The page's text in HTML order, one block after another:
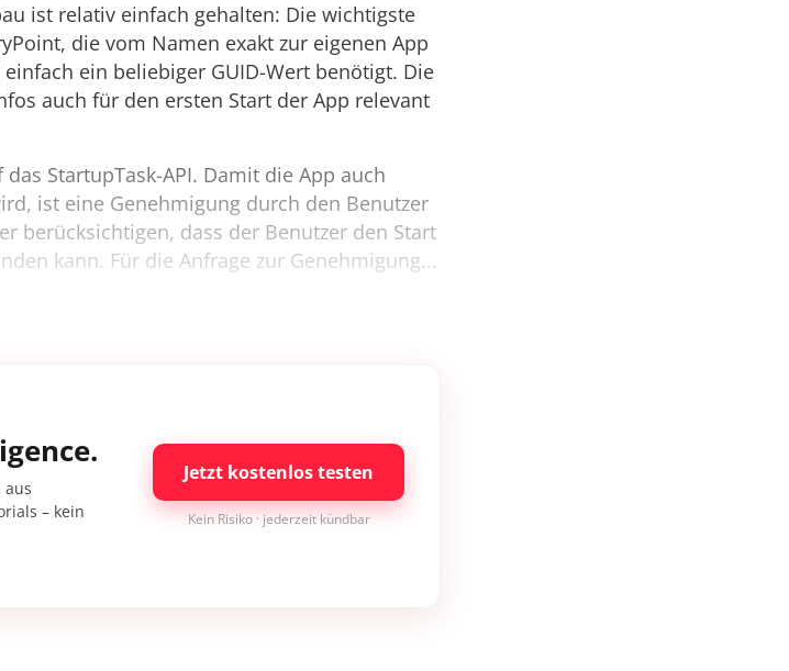
ist relativ einfach gehalten: Die wichtigste
die vom Namen exakt zur eigenen App
ein beliebiger GUID-Wert benötigt. Die
auch für den ersten Start der App relevant
StartupTask-API. Damit die App auch
ist eine Genehmigung durch den Benutzer
berücksichtigen, dass der Benutzer den Start
kann. Für die Anfrage zur Genehmigung...
aus
– kein
Jetzt kostenlos testen
Kein Risiko · jederzeit kündbar